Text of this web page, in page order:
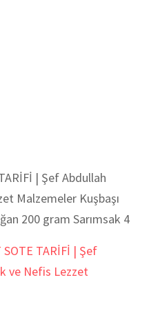
| Şef Abdullah
Malzemeler Kuşbaşı
200 gram Sarımsak 4
SOTE TARİFİ | Şef
ve Nefis Lezzet